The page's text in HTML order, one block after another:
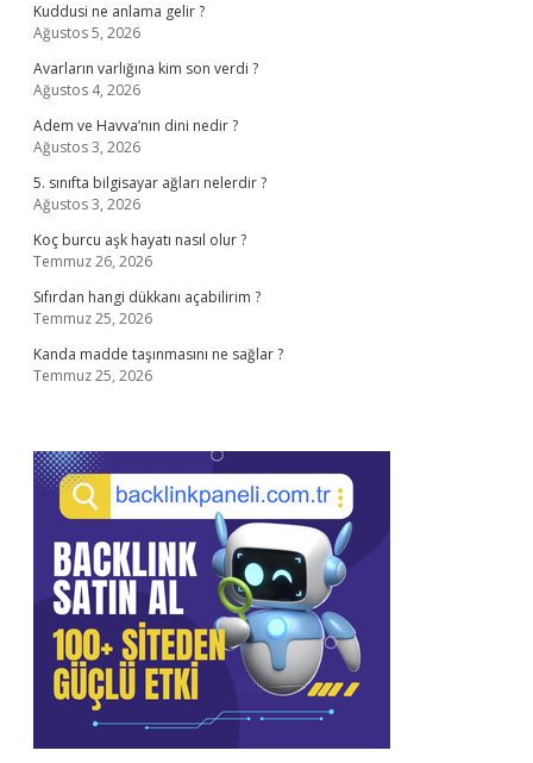
Kuddusi ne anlama gelir ?
Ağustos 5, 2026
Avarların varlığına kim son verdi ?
Ağustos 4, 2026
Adem ve Havva’nın dini nedir ?
Ağustos 3, 2026
5. sınıfta bilgisayar ağları nelerdir ?
Ağustos 3, 2026
Koç burcu aşk hayatı nasıl olur ?
Temmuz 26, 2026
Sıfırdan hangi dükkanı açabilirim ?
Temmuz 25, 2026
Kanda madde taşınmasını ne sağlar ?
Temmuz 25, 2026